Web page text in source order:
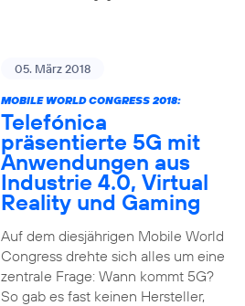
05. März 2018
MOBILE WORLD CONGRESS 2018:
Telefónica
präsentierte 5G mit
Anwendungen aus
Industrie 4.0, Virtual
Reality und Gaming
Auf dem diesjährigen Mobile World
Congress drehte sich alles um eine
zentrale Frage: Wann kommt 5G?
So gab es fast keinen Hersteller,